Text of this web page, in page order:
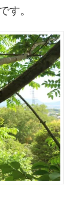
す。